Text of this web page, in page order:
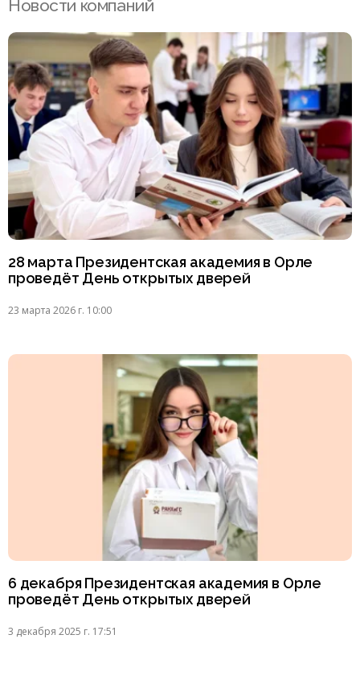
Новости компаний
28 марта Президентская академия в Орле
проведёт День открытых дверей
23 марта 2026 г. 10:00
6 декабря Президентская академия в Орле
проведёт День открытых дверей
3 декабря 2025 г. 17:51